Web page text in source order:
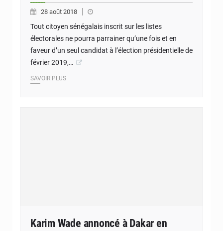
28 août 2018
Tout citoyen sénégalais inscrit sur les listes
électorales ne pourra parrainer qu’une fois et en
faveur d’un seul candidat à l’élection présidentielle de
février 2019,…
SAVOIR PLUS
Karim Wade annoncé à Dakar en